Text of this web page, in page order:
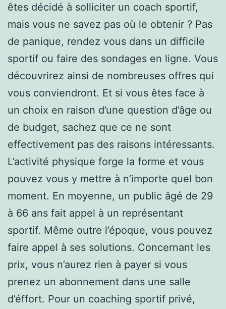
êtes décidé à solliciter un coach sportif,
mais vous ne savez pas où le obtenir ? Pas
de panique, rendez vous dans un difficile
sportif ou faire des sondages en ligne. Vous
découvrirez ainsi de nombreuses offres qui
vous conviendront. Et si vous êtes face à
un choix en raison d’une question d’âge ou
de budget, sachez que ce ne sont
effectivement pas des raisons intéressants.
L’activité physique forge la forme et vous
pouvez vous y mettre à n’importe quel bon
moment. En moyenne, un public âgé de 29
à 66 ans fait appel à un représentant
sportif. Même outre l’époque, vous pouvez
faire appel à ses solutions. Concernant les
prix, vous n’aurez rien à payer si vous
prenez un abonnement dans une salle
d’éffort. Pour un coaching sportif privé,